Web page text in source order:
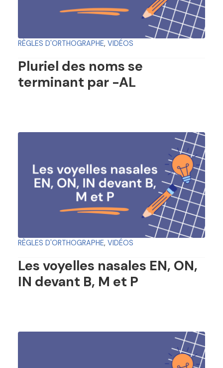
RÈGLES D'ORTHOGRAPHE, VIDÉOS
Pluriel des noms se
terminant par -AL
RÈGLES D'ORTHOGRAPHE, VIDÉOS
Les voyelles nasales EN, ON,
IN devant B, M et P